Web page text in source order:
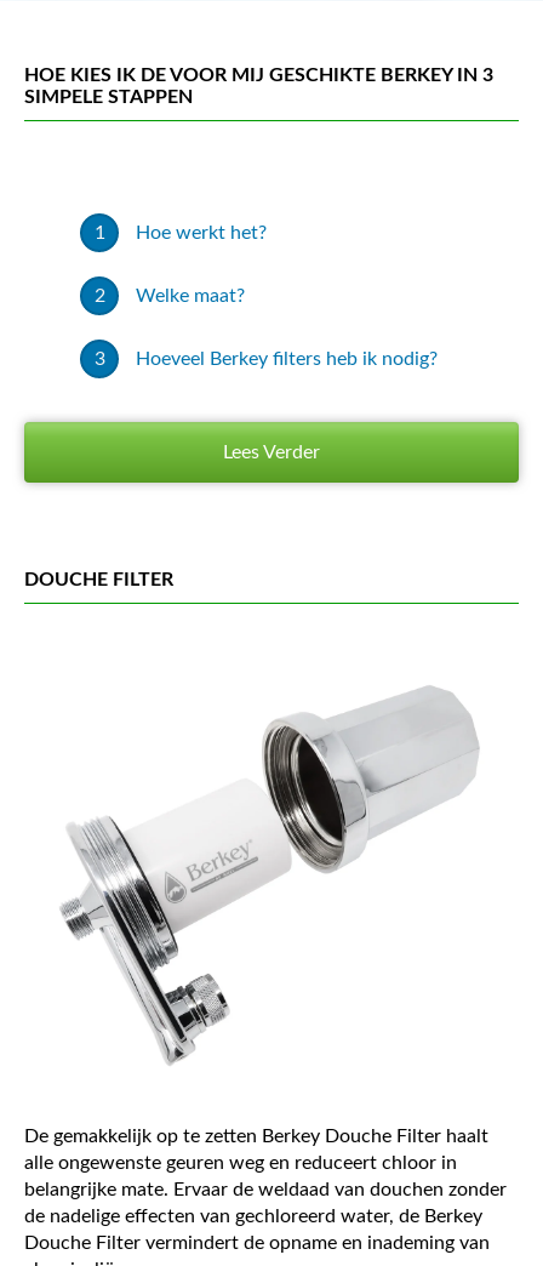
HOE KIES IK DE VOOR MIJ GESCHIKTE BERKEY IN 3
SIMPELE STAPPEN
Hoe werkt het?
Welke maat?
Hoeveel Berkey filters heb ik nodig?
Lees Verder
DOUCHE FILTER
De gemakkelijk op te zetten Berkey Douche Filter haalt
alle ongewenste geuren weg en reduceert chloor in
belangrijke mate. Ervaar de weldaad van douchen zonder
de nadelige effecten van gechloreerd water, de Berkey
Douche Filter vermindert de opname en inademing van